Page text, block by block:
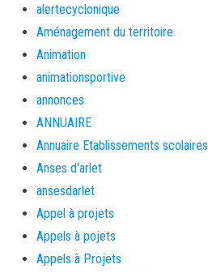
alertecyclonique
Aménagement du territoire
Animation
animationsportive
annonces
ANNUAIRE
Annuaire Etablissements scolaires
Anses d'arlet
ansesdarlet
Appel à projets
Appels à pojets
Appels à Projets